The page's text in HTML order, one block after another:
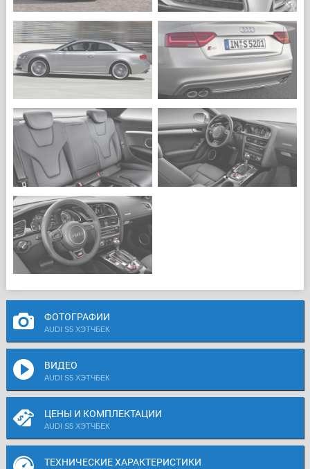
ФОТОГРАФИИ
AUDI S5 ХЭТЧБЕК
ВИДЕО
AUDI S5 ХЭТЧБЕК
ЦЕНЫ И КОМПЛЕКТАЦИИ
AUDI S5 ХЭТЧБЕК
ТЕХНИЧЕСКИЕ ХАРАКТЕРИСТИКИ